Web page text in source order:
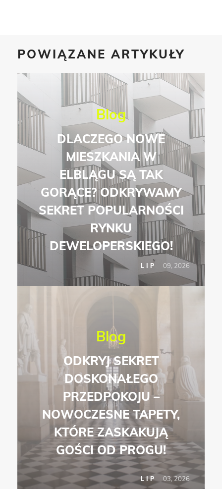
POWIĄZANE ARTYKUŁY
Blog
DLACZEGO NOWE
MIESZKANIA W
ELBLĄGU SĄ TAK
GORĄCE? ODKRYWAMY
SEKRET POPULARNOŚCI
RYNKU
DEWELOPERSKIEGO!
LIP 09, 2026
Blog
ODKRYJ SEKRET
DOSKONAŁEGO
PRZEDPOKOJU –
NOWOCZESNE TAPETY,
KTÓRE ZASKAKUJĄ
GOŚCI OD PROGU!
LIP 03, 2026